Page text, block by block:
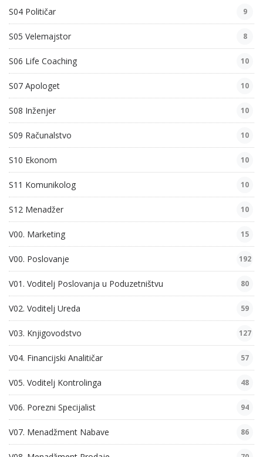
S04 Političar 9
S05 Velemajstor 8
S06 Life Coaching 10
S07 Apologet 10
S08 Inženjer 10
S09 Računalstvo 10
S10 Ekonom 10
S11 Komunikolog 10
S12 Menadžer 10
V00. Marketing 15
V00. Poslovanje 192
V01. Voditelj Poslovanja u Poduzetništvu 80
V02. Voditelj Ureda 59
V03. Knjigovodstvo 127
V04. Financijski Analitičar 57
V05. Voditelj Kontrolinga 48
V06. Porezni Specijalist 94
V07. Menadžment Nabave 86